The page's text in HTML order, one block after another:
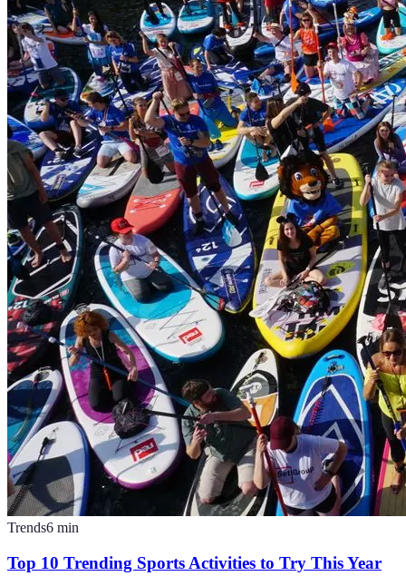
Trends6 min
Top 10 Trending Sports Activities to Try This Year